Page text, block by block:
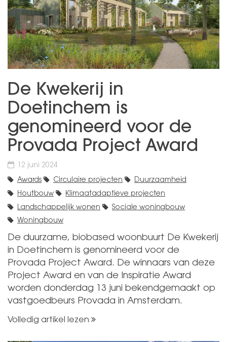
De Kwekerij in
Doetinchem is
genomineerd voor de
Provada Project Award
12 juni 2024
Awards Circulaire projecten
Duurzaamheid
Houtbouw
Klimaatadaptieve projecten
Landschappelijk wonen
Sociale woningbouw
Woningbouw
De duurzame, biobased woonbuurt De Kwekerij
in Doetinchem is genomineerd voor de
Provada Project Award. De winnaars van deze
Project Award en van de Inspiratie Award
worden donderdag 13 juni bekendgemaakt op
vastgoedbeurs Provada in Amsterdam.
Volledig artikel lezen